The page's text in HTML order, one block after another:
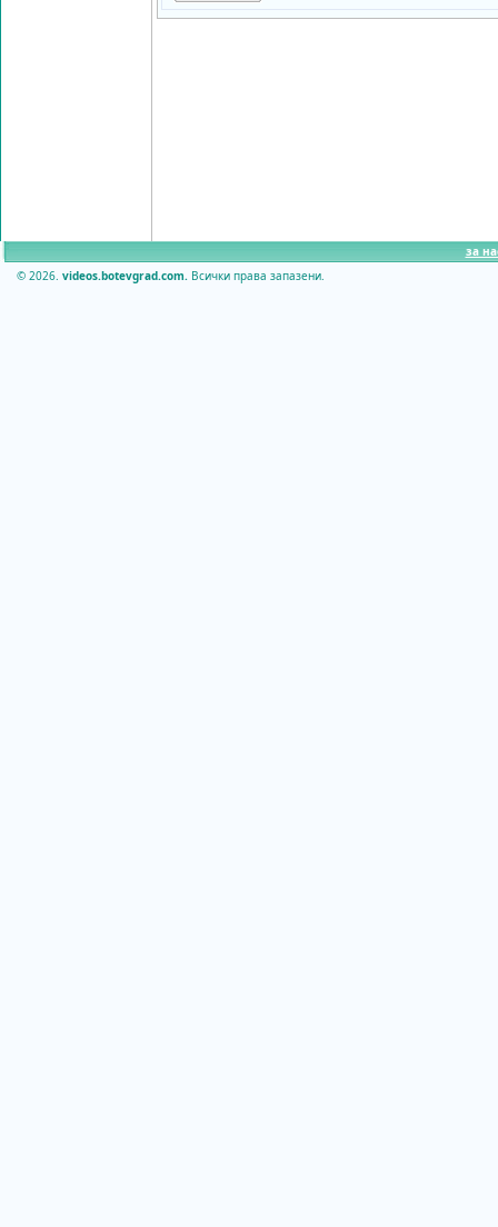
за
© 2026. videos.botevgrad.com. Всички права запазени.